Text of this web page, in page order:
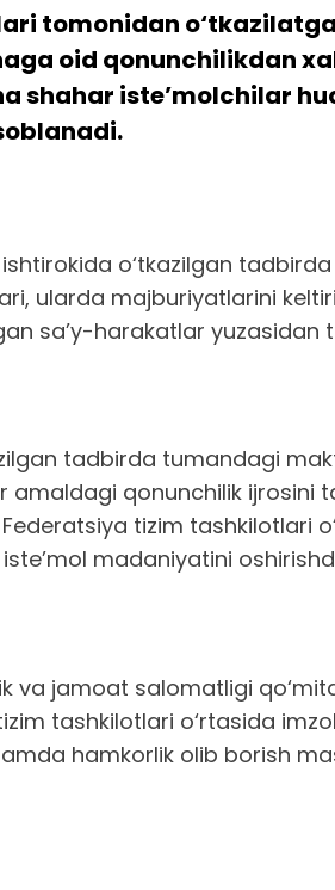
tomonidan
oid qonunchilikdan
shahar iste’molchilar
o‘tkazilgan
ularda majburiyatlarini
sa’y-harakatlar yuzasidan
tadbirda tumandagi
qonunchilik ijrosini
tizim tashkilotlari
madaniyatini
jamoat salomatligi
tashkilotlari o‘rtasida
hamkorlik olib borish